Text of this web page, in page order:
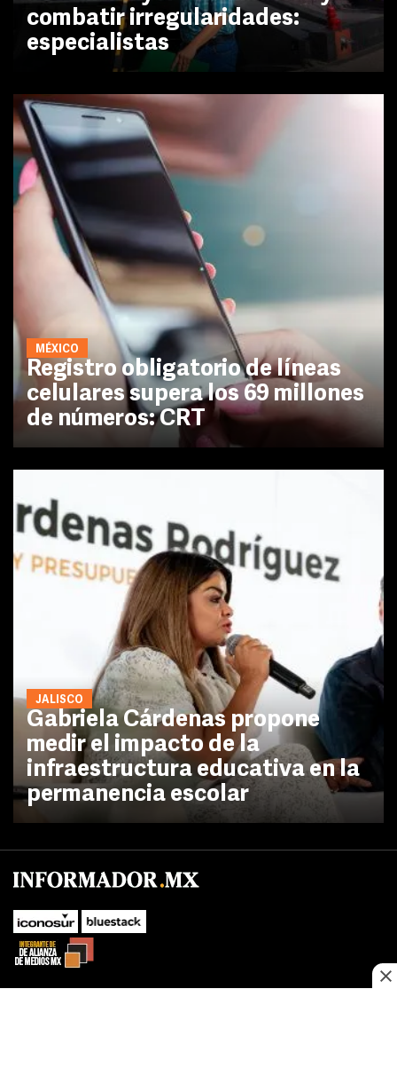
combatir irregularidades:
especialistas
MÉXICO
Registro obligatorio de líneas
celulares supera los 69 millones
de números: CRT
JALISCO
Gabriela Cárdenas propone
medir el impacto de la
infraestructura educativa en la
permanencia escolar